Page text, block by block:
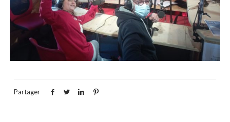
Partager